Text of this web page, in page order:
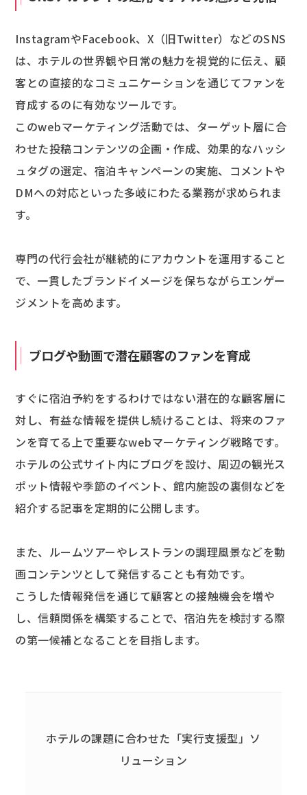
InstagramやFacebook、X（旧Twitter）などのSNS
は、ホテルの世界観や日常の魅力を視覚的に伝え、顧
客との直接的なコミュニケーションを通じてファンを
育成するのに有効なツールです。
このwebマーケティング活動では、ターゲット層に合
わせた投稿コンテンツの企画・作成、効果的なハッシ
ュタグの選定、宿泊キャンペーンの実施、コメントや
DMへの対応といった多岐にわたる業務が求められま
す。
専門の代行会社が継続的にアカウントを運用すること
で、一貫したブランドイメージを保ちながらエンゲー
ジメントを高めます。
ブログや動画で潜在顧客のファンを育成
すぐに宿泊予約をするわけではない潜在的な顧客層に
対し、有益な情報を提供し続けることは、将来のファ
ンを育てる上で重要なwebマーケティング戦略です。
ホテルの公式サイト内にブログを設け、周辺の観光ス
ポット情報や季節のイベント、館内施設の裏側などを
紹介する記事を定期的に公開します。
また、ルームツアーやレストランの調理風景などを動
画コンテンツとして発信することも有効です。
こうした情報発信を通じて顧客との接触機会を増や
し、信頼関係を構築することで、宿泊先を検討する際
の第一候補となることを目指します。
ホテルの課題に合わせた「実行支援型」ソ
リューション